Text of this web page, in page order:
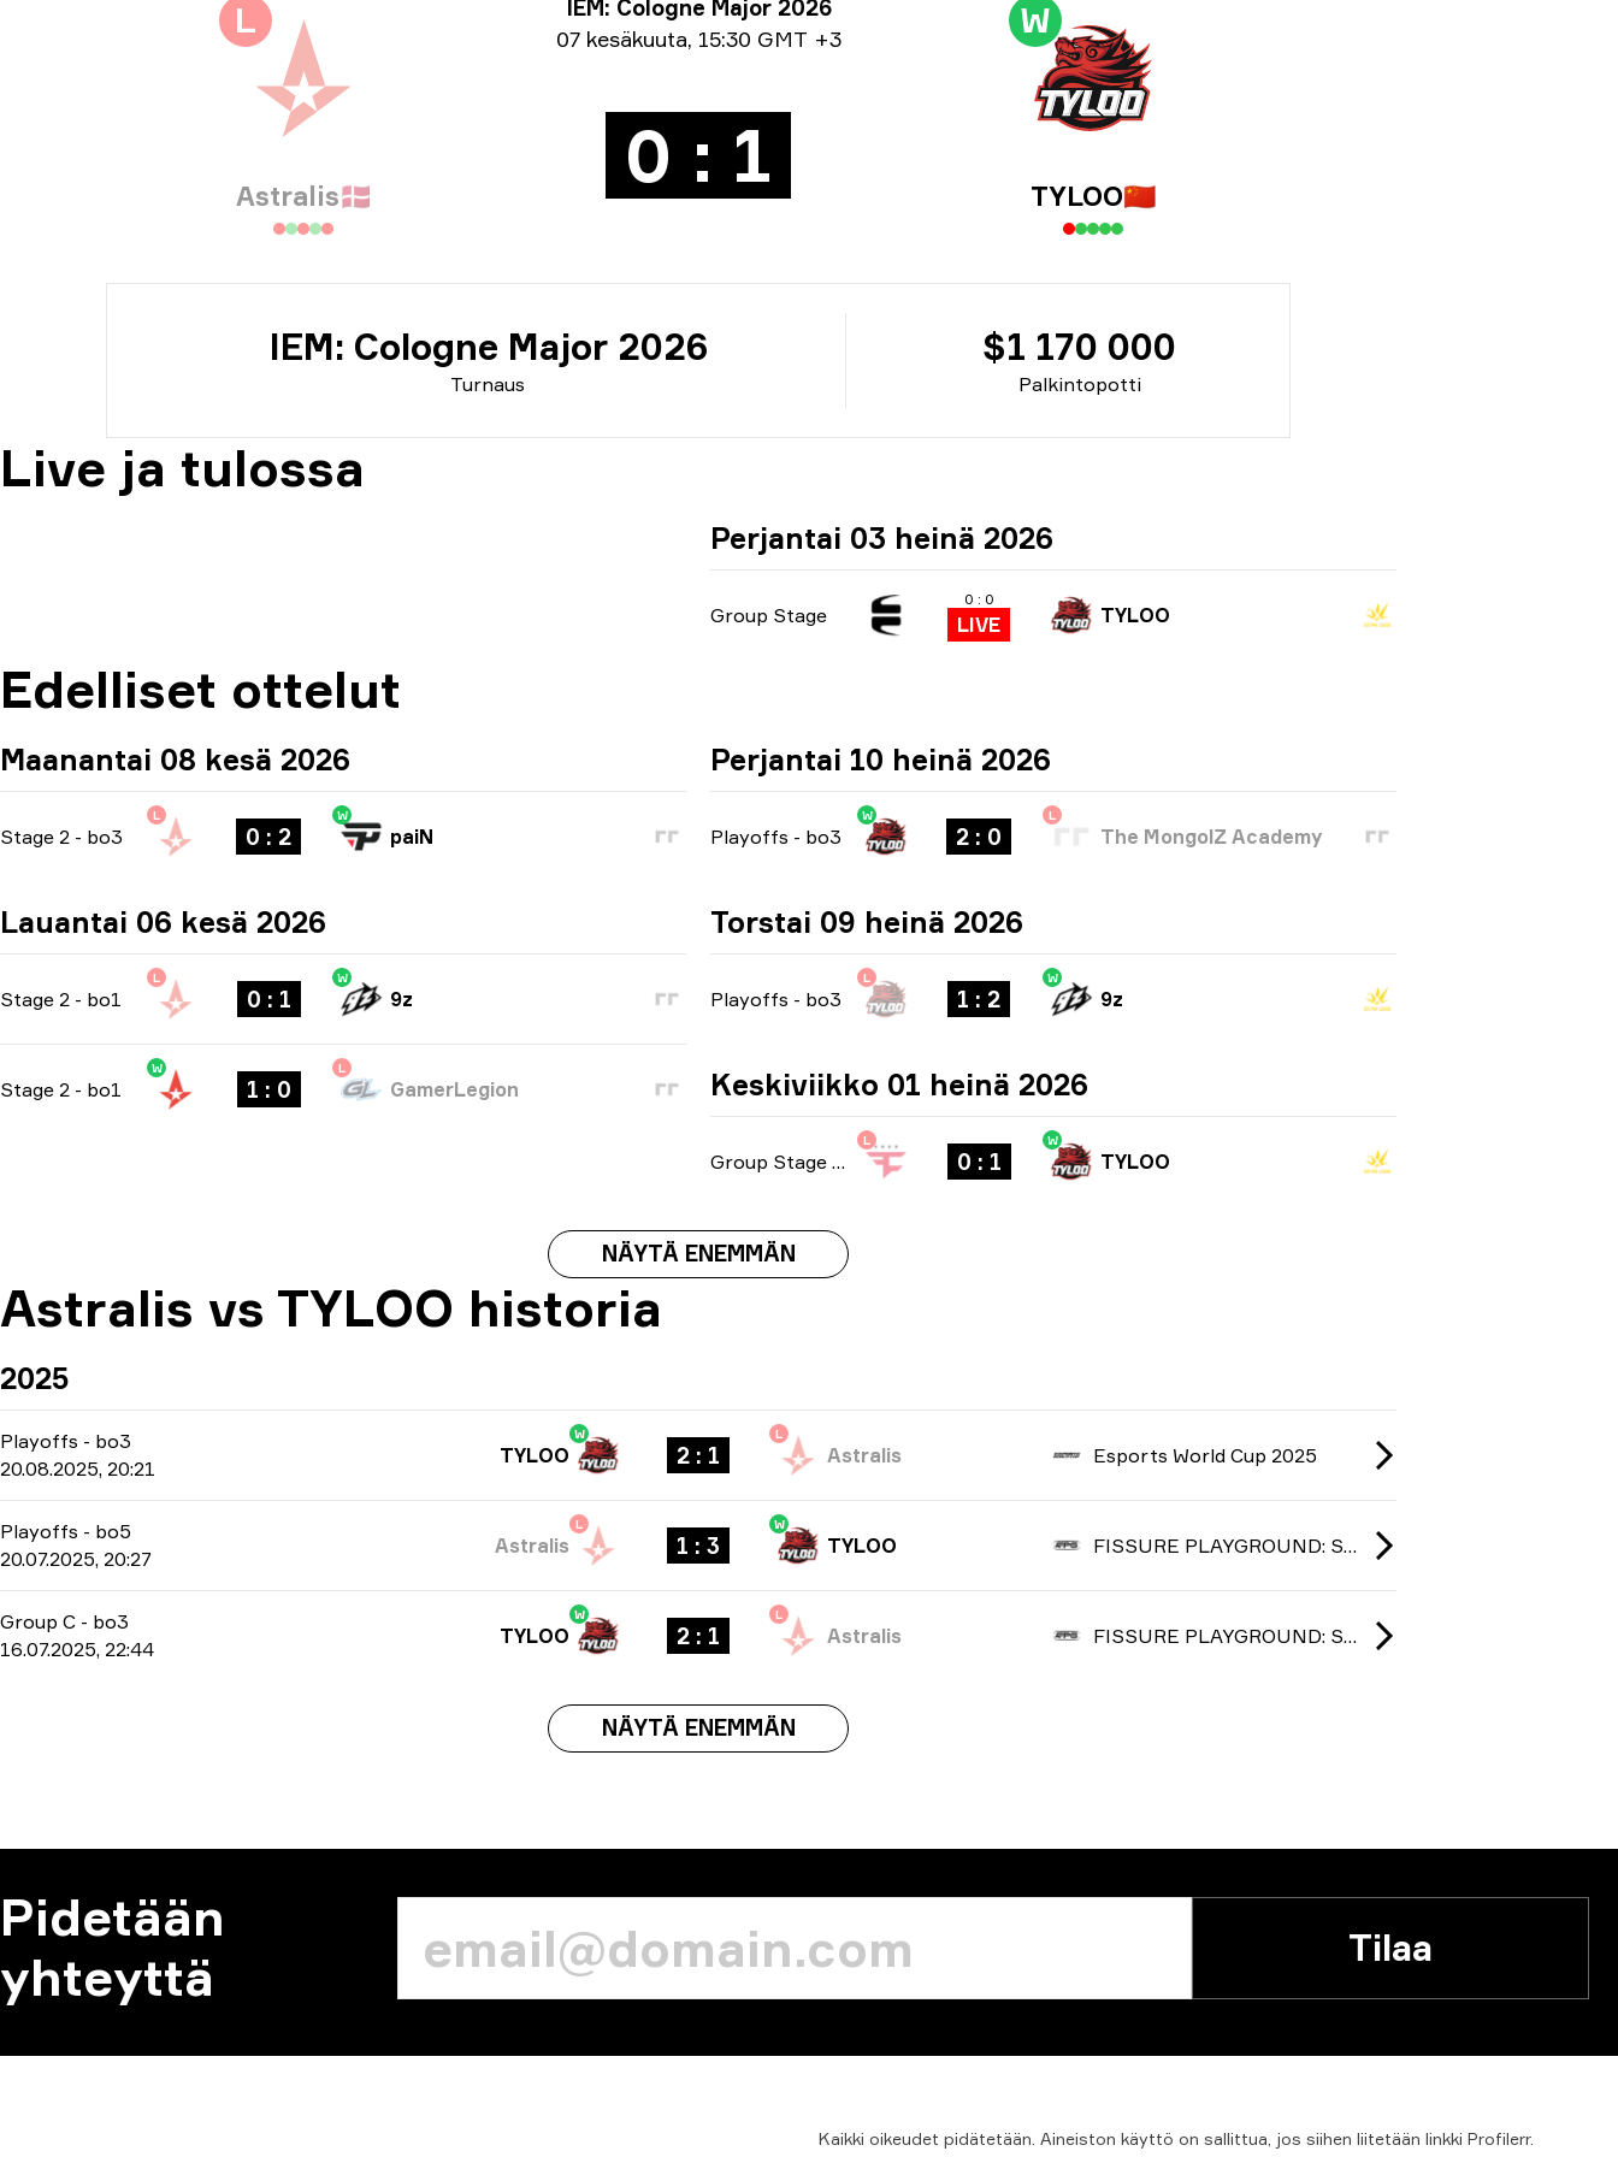
TurnausinfoIEM: Cologne Major 2026
Päiväystiedot
07 kesäkuuta, 15:30 GMT +3
L
Astralis🇩🇰 0 : 1
W
TYLOO🇨🇳
Turnaus
IEM: Cologne Major 2026
Palkintopotti
$1 170 000
Live ja tulossa
Perjantai 03 heinä 2026
Group Stage
0 : 0
LIVE TYLOO
Edelliset ottelut
Maanantai 08 kesä 2026
Stage 2 - bo3
L
0 : 2
W
paiN
Lauantai 06 kesä 2026
Stage 2 - bo1
L
0 : 1
W
9z
Stage 2 - bo1
W
1 : 0
L
GamerLegion
Perjantai 10 heinä 2026
Playoffs - bo3
W
2 : 0
L
The MongolZ Academy
Torstai 09 heinä 2026
Playoffs - bo3
L
1 : 2
W
9z
Keskiviikko 01 heinä 2026
Group Stage bo1
L
0 : 1
W
TYLOO
NÄYTÄ ENEMMÄN
Astralis vs TYLOO historia
2025
Playoffs - bo3
20.08.2025, 20:21
W
TYLOO 2 : 1
L
Astralis Esports World Cup 2025
Playoffs - bo5
20.07.2025, 20:27
L
Astralis 1 : 3
W
TYLOO FISSURE PLAYGROUND: Season 1 2025
Group C - bo3
16.07.2025, 22:44
W
TYLOO 2 : 1
L
Astralis FISSURE PLAYGROUND: Season 1 2025
NÄYTÄ ENEMMÄN
Pidetään
yhteyttä
Tilaa
Kaikki oikeudet pidätetään. Aineiston käyttö on sallittua, jos siihen liitetään linkki Profilerr.